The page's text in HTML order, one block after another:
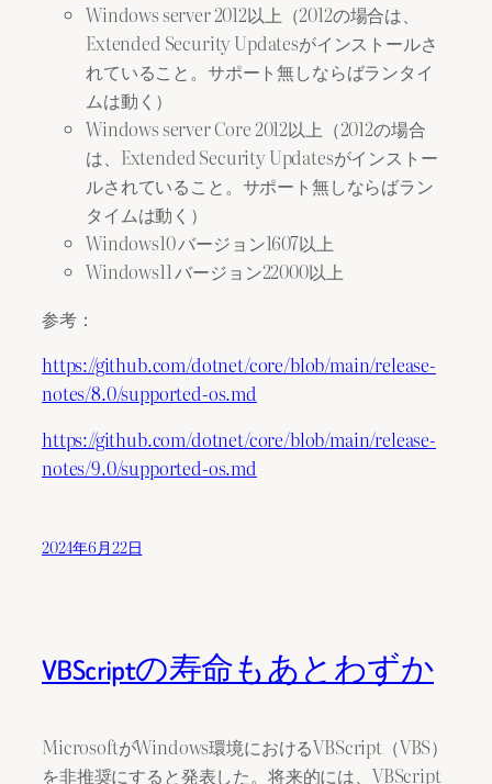
Windows server 2012以上（2012の場合は、
Extended Security Updatesがインストールさ
れていること。サポート無しならばランタイ
ムは動く）
Windows server Core 2012以上（2012の場合
は、Extended Security Updatesがインストー
ルされていること。サポート無しならばラン
タイムは動く）
Windows10 バージョン1607以上
Windows11 バージョン22000以上
参考：
https://github.com/dotnet/core/blob/main/release-
notes/8.0/supported-os.md
https://github.com/dotnet/core/blob/main/release-
notes/9.0/supported-os.md
2024年6月22日
VBScriptの寿命もあとわずか
MicrosoftがWindows環境におけるVBScript（VBS）
を非推奨にすると発表した。将来的には、VBScript